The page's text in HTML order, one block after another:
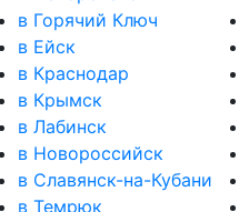
в Горячий Ключ
в Ейск
в Краснодар
в Крымск
в Лабинск
в Новороссийск
в Славянск-на-Кубани
в Темрюк